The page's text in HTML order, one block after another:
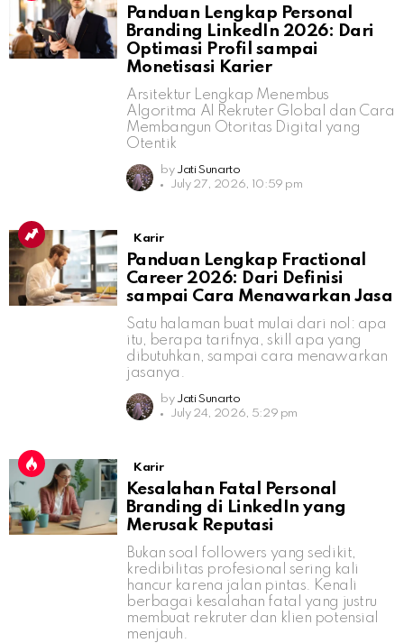
Panduan Lengkap Personal
Branding LinkedIn 2026: Dari
Optimasi Profil sampai
Monetisasi Karier
Arsitektur Lengkap Menembus
Algoritma AI Rekruter Global dan Cara
Membangun Otoritas Digital yang
Otentik
by Jati Sunarto
July 27, 2026, 10:59 pm
Karir
Panduan Lengkap Fractional
Career 2026: Dari Definisi
sampai Cara Menawarkan Jasa
Satu halaman buat mulai dari nol: apa
itu, berapa tarifnya, skill apa yang
dibutuhkan, sampai cara menawarkan
jasanya.
by Jati Sunarto
July 24, 2026, 5:29 pm
Karir
Kesalahan Fatal Personal
Branding di LinkedIn yang
Merusak Reputasi
Bukan soal followers yang sedikit,
kredibilitas profesional sering kali
hancur karena jalan pintas. Kenali
berbagai kesalahan fatal yang justru
membuat rekruter dan klien potensial
menjauh.